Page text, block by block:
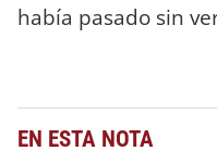
había pasado sin
EN ESTA NOTA